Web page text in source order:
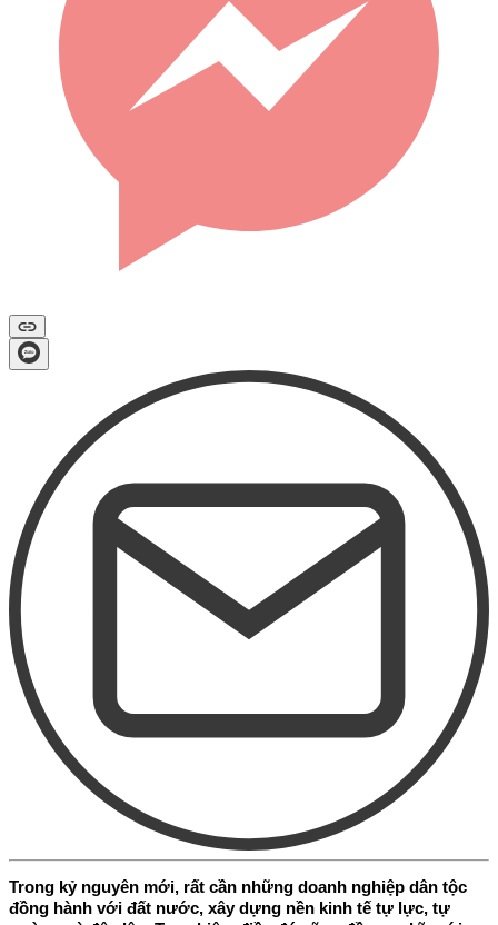
Trong kỷ nguyên mới, rất cần những doanh nghiệp dân tộc
đồng hành với đất nước, xây dựng nền kinh tế tự lực, tự